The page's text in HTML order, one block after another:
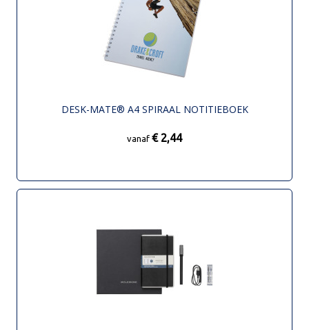
DESK-MATE® A4 SPIRAAL NOTITIEBOEK
vanaf € 2,44